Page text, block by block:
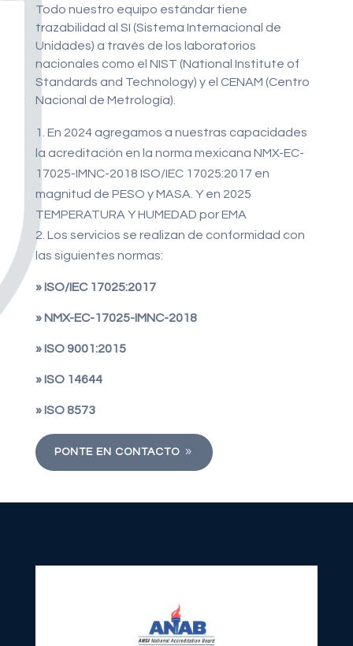
Todo nuestro equipo estándar tiene
trazabilidad al SI (Sistema Internacional de
Unidades) a través de los laboratorios
nacionales como el NIST (National Institute of
Standards and Technology) y el CENAM (Centro
Nacional de Metrología).
En 2024 agregamos a nuestras capacidades
la acreditación en la norma mexicana NMX-EC-
17025-IMNC-2018 ISO/IEC 17025:2017 en
magnitud de PESO y MASA. Y en 2025
TEMPERATURA Y HUMEDAD por EMA
Los servicios se realizan de conformidad con
las siguientes normas:
» ISO/IEC 17025:2017
» NMX-EC-17025-IMNC-2018
» ISO 9001:2015
» ISO 14644
» ISO 8573
PONTE EN CONTACTO